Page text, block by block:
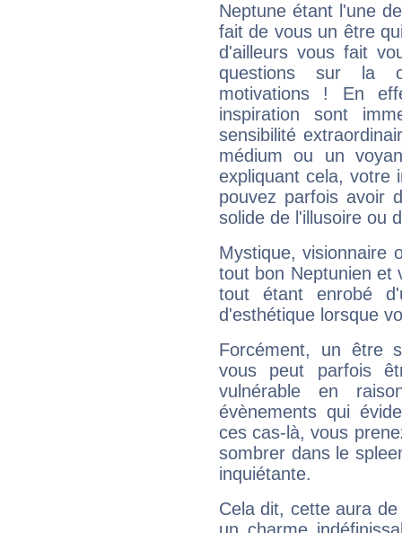
Neptune étant l'une
fait de vous un être
d'ailleurs vous fait
questions sur la
motivations ! En
inspiration sont
sensibilité
médium ou un
expliquant cela, votre
pouvez parfois avoir
solide de l'illusoire ou
Mystique, visionnaire
tout bon Neptunien et
tout étant enrobé
d'esthétique lorsque
Forcément, un être
vous peut parfois
vulnérable en
évènements qui
ces cas-là, vous
sombrer dans le
inquiétante.
Cela dit, cette aura